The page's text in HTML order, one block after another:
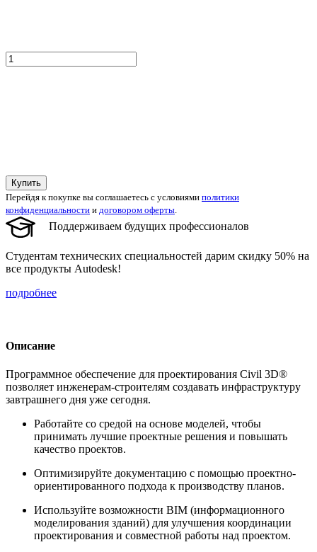
Купить
Перейдя к покупке вы соглашаетесь с условиями политики
конфиденциальности и договором оферты.
Поддерживаем будущих профессионалов
Студентам технических специальностей дарим скидку 50% на
все продукты Autodesk!
подробнее
Описание
Программное обеспечение для проектирования Civil 3D®
позволяет инженерам-строителям создавать инфраструктуру
завтрашнего дня уже сегодня.
Работайте со средой на основе моделей, чтобы
принимать лучшие проектные решения и повышать
качество проектов.
Оптимизируйте документацию с помощью проектно-
ориентированного подхода к производству планов.
Используйте возможности BIM (информационного
моделирования зданий) для улучшения координации
проектирования и совместной работы над проектом.